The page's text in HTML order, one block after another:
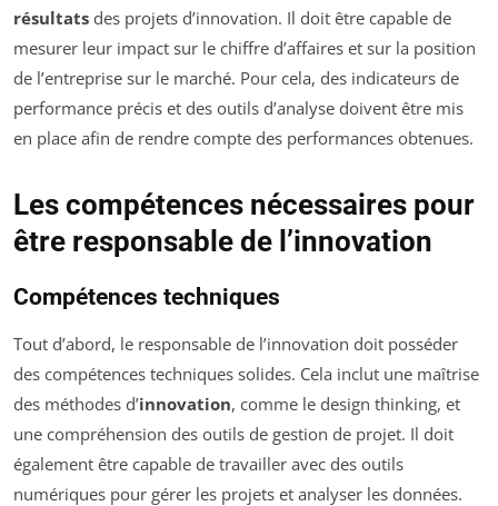
résultats des projets d’innovation. Il doit être capable de
mesurer leur impact sur le chiffre d’affaires et sur la position
de l’entreprise sur le marché. Pour cela, des indicateurs de
performance précis et des outils d’analyse doivent être mis
en place afin de rendre compte des performances obtenues.
Les compétences nécessaires pour
être responsable de l’innovation
Compétences techniques
Tout d’abord, le responsable de l’innovation doit posséder
des compétences techniques solides. Cela inclut une maîtrise
des méthodes d’innovation, comme le design thinking, et
une compréhension des outils de gestion de projet. Il doit
également être capable de travailler avec des outils
numériques pour gérer les projets et analyser les données.